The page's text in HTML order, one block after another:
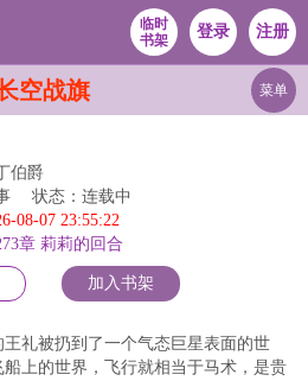
临时
书架
登录 注册
空战旗 菜单
伯爵
状态：连载中
08-07 23:55:22
章 莉莉的回合
加入书架
礼被扔到了一个气态巨星表面的世
上的世界，飞行就相当于马术，是贵